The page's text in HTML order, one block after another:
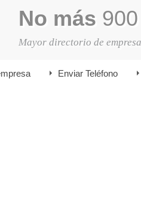
No más 900
Mayor directorio de
Enviar Teléfono